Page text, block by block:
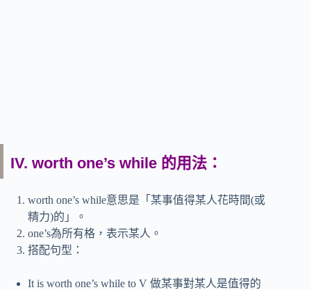
IV. worth one’s while 的用法：
worth one’s while意思是「某事值得某人花時間(或
精力)的」。
one’s為所有格，表示某人。
搭配句型：
It is worth one’s while to V 做某事對某人是值得的